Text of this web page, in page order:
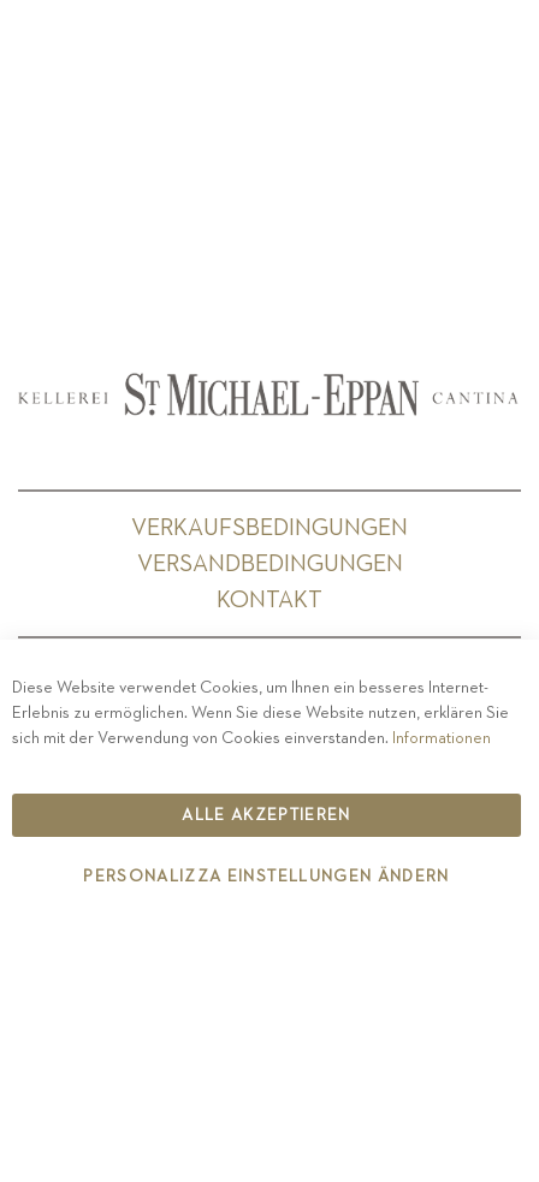
VERKAUFSBEDINGUNGEN
VERSANDBEDINGUNGEN
KONTAKT
PRIVACY-IMPRESSUM- COOKIE POLICY-
ETHISCHER KODEX
IT00126670215
Diese Website verwendet Cookies, um Ihnen ein besseres Internet-
Erlebnis zu ermöglichen. Wenn Sie diese Website nutzen, erklären Sie
sich mit der Verwendung von Cookies einverstanden. Informationen
ALLE AKZEPTIEREN
PERSONALIZZA EINSTELLUNGEN ÄNDERN